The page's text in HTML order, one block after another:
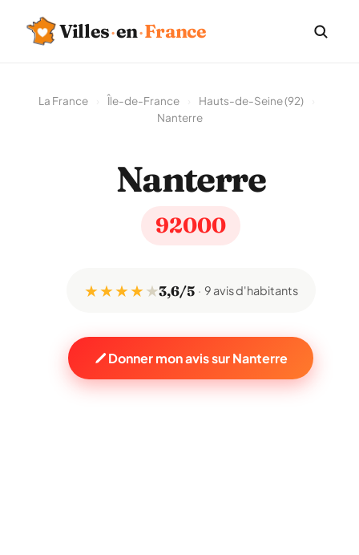
Villes·en·France
La France Île-de-France Hauts-de-Seine (92)
Nanterre
Nanterre
92000
★ ★ ★ ★★3,6/5 9 avis d'habitants
Donner mon avis sur Nanterre